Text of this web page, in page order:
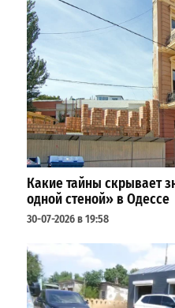
Какие тайны скрывает
одной стеной» в Одессе
30-07-2026 в 19:58